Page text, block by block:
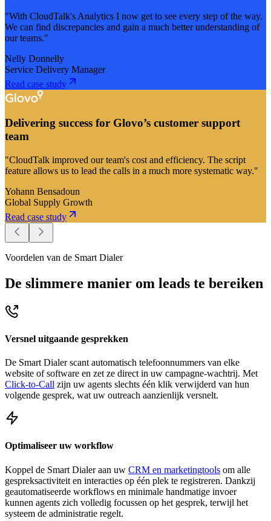
"With CloudTalk's Analytics I now get to see every step of the way.
We can find discrepancies and gain a much better understanding of
our teams."
Nelly Donnelly
Service Delivery Manager
Read case study
Delivering success for Glovo’s customer support
team
"CloudTalk improved our team's cost and efficiency. The script
feature allows us to lead the calls in a much more systematic way."
Yohann Bensadoun
Global Supply Growth
Read case study
Voordelen van de Smart Dialer
De slimmere manier om leads te bereiken
Versnel uitgaande gesprekken
De Smart Dialer scant automatisch telefoonnummers van elke
website of software en zet ze direct in uw campagne-wachtrij. Met
Click-to-Call zijn uw agents slechts één klik verwijderd van hun
volgende gesprek, wat uw outreach aanzienlijk versnelt.
Optimaliseer uw workflow
Koppel de Smart Dialer aan uw CRM en marketingtools om alle
gespreksactiviteit en interacties op één plek te registreren. Dankzij
geautomatiseerde workflows en minimale handmatige invoer
kunnen agents zich volledig focussen op het gesprek, terwijl het
systeem de administratie regelt.